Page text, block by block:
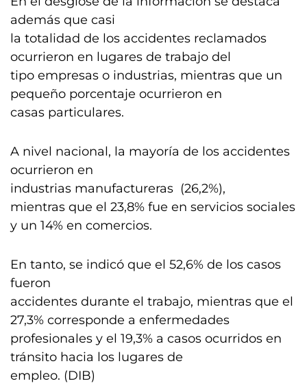
además que casi
la totalidad de los accidentes reclamados
ocurrieron en lugares de trabajo del
tipo empresas o industrias, mientras que un
pequeño porcentaje ocurrieron en
casas particulares.
A nivel nacional, la mayoría de los accidentes
ocurrieron en
industrias manufactureras (26,2%),
mientras que el 23,8% fue en servicios sociales
y un 14% en comercios.
En tanto, se indicó que el 52,6% de los casos
fueron
accidentes durante el trabajo, mientras que el
27,3% corresponde a enfermedades
profesionales y el 19,3% a casos ocurridos en
tránsito hacia los lugares de
empleo. (DIB)